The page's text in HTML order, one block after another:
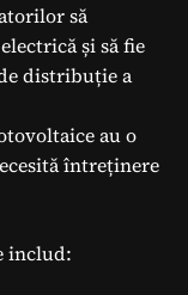
să
și să fie
distribuție a
au o
întreținere
includ: